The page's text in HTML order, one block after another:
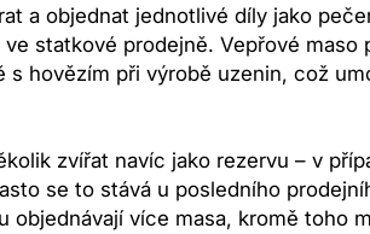
a objednat jednotlivé díly jako
statkové prodejně. Vepřové
s hovězím při výrobě uzenin, což
zvířat navíc jako rezervu – v
se to stává u posledního
objednávají více masa, kromě toho